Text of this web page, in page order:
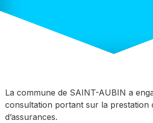
La commune de SAINT-AUBIN a
consultation portant sur la prestation
d’assurances.